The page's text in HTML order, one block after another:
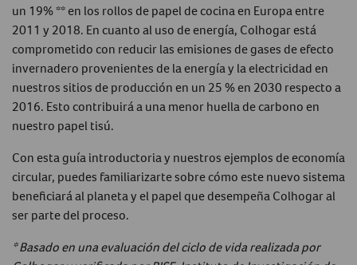
un 19% ** en los rollos de papel de cocina en Europa entre
2011 y 2018. En cuanto al uso de energía, Colhogar está
comprometido con reducir las emisiones de gases de efecto
invernadero provenientes de la energía y la electricidad en
nuestros sitios de producción en un 25 % en 2030 respecto a
2016. Esto contribuirá a una menor huella de carbono en
nuestro papel tisú.
Con esta guía introductoria y nuestros ejemplos de economía
circular, puedes familiarizarte sobre cómo este nuevo sistema
beneficiará al planeta y el papel que desempeña Colhogar al
ser parte del proceso.
* Basado en una evaluación del ciclo de vida realizada por